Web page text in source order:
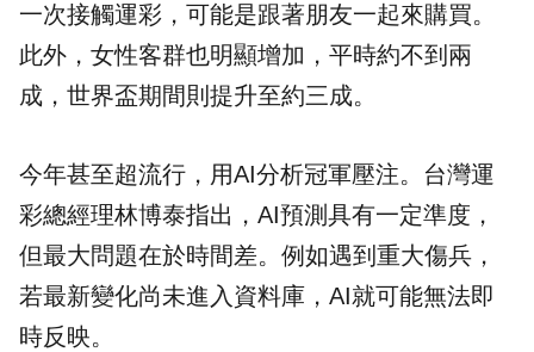
一次接觸運彩，可能是跟著朋友一起來購買。
此外，女性客群也明顯增加，平時約不到兩
成，世界盃期間則提升至約三成。
今年甚至超流行，用AI分析冠軍壓注。台灣運
彩總經理林博泰指出，AI預測具有一定準度，
但最大問題在於時間差。例如遇到重大傷兵，
若最新變化尚未進入資料庫，AI就可能無法即
時反映。